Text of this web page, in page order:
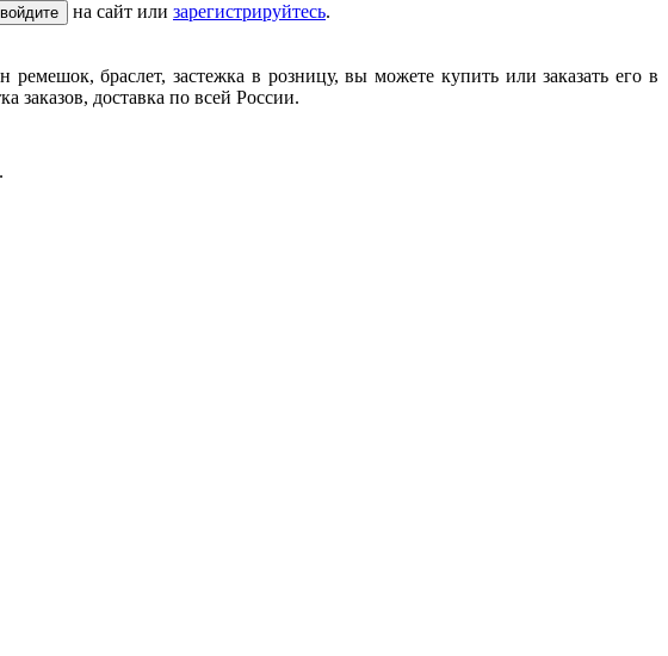
войдите на сайт или зарегистрируйтесь.
браслет, застежка в розницу, вы можете купить или заказать его в
заказов, доставка по всей России.
.